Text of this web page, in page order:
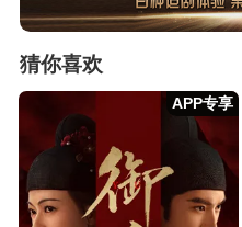
猜你喜欢
APP专享